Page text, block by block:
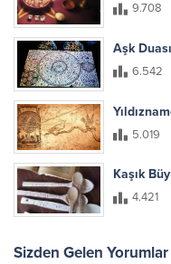
9.708
Aşk Duası
6.542
5.019
Kaşık
4.421
Sizden Gelen Yorumlar